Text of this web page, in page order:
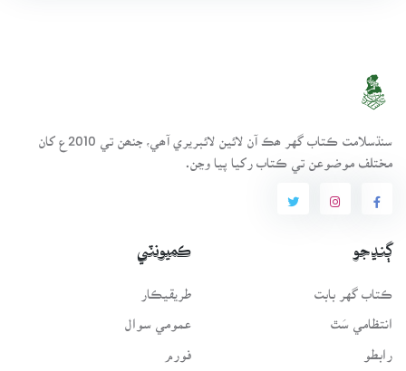
سنڌسلامت ڪتاب گهر ھڪ آن لائين لائبريري آھي، جنھن تي 2010ع کان
مختلف موضوعن تي ڪتاب رکيا پيا وڃن.
ڳنڍجو
ڪتاب گهر بابت
انتظامي سَٿ
رابطو
ڪميونٽي
طريقيڪار
عمومي سوال
فورم